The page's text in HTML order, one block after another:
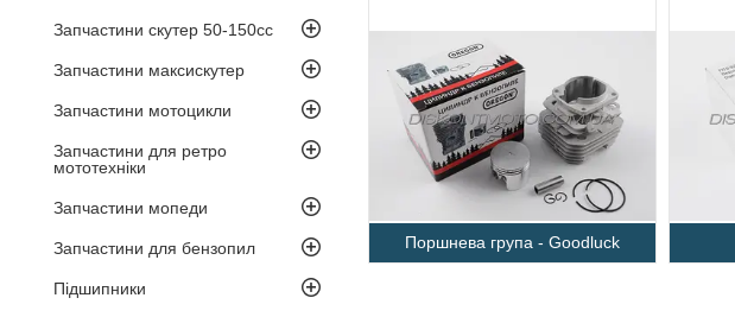
Запчастини скутер 50-150cc
Запчастини максискутер
Запчастини мотоцикли
Запчастини для ретро
мототехніки
Запчастини мопеди
Запчастини для бензопил
Підшипники
Поршнева група - Goodluck